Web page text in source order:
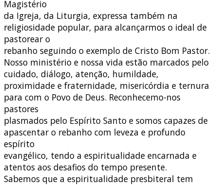
Magistério
da Igreja, da Liturgia, expressa também na
religiosidade popular, para alcançarmos o ideal de
pastorear o
rebanho seguindo o exemplo de Cristo Bom Pastor.
Nosso ministério e nossa vida estão marcados pelo
cuidado, diálogo, atenção, humildade,
proximidade e fraternidade, misericórdia e ternura
para com o Povo de Deus. Reconhecemo-nos
pastores
plasmados pelo Espírito Santo e somos capazes de
apascentar o rebanho com leveza e profundo
espírito
evangélico, tendo a espiritualidade encarnada e
atentos aos desafios do tempo presente.
Sabemos que a espiritualidade presbiteral tem